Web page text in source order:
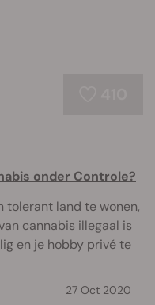
onder Controle?
tolerant land te wonen,
cannabis illegaal is
en je hobby privé te
27 Oct 2020